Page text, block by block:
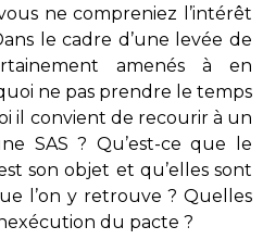
ne compreniez l’intérêt
le cadre d’une levée de
amenés à en
ne pas prendre le temps
il convient de recourir à un
SAS ? Qu’est-ce que le
son objet et qu’elles sont
l’on y retrouve ? Quelles
du pacte ?